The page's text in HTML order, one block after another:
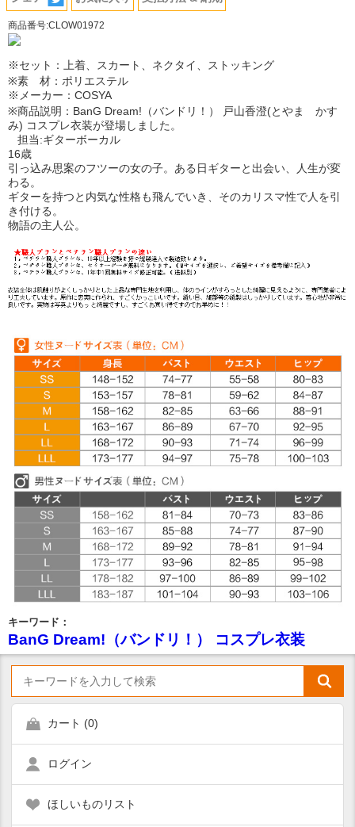
商品番号:CLOW01972
※セット：上着、スカート、ネクタイ、ストッキング
※素 材：ポリエステル
※メーカー：COSYA
※商品説明：BanG Dream!（バンドリ！） 戸山香澄(とやま かす
み) コスプレ衣装が登場しました。
担当:ギターボーカル
16歳
引っ込み思案のフツーの女の子。ある日ギターと出会い、人生が変
わる。
ギターを持つと内気な性格も飛んでいき、そのカリスマ性で人を引
き付ける。
物語の主人公。
キーワード：
BanG Dream!（バンドリ！） コスプレ衣装
カート (0)
ログイン
ほしいものリスト